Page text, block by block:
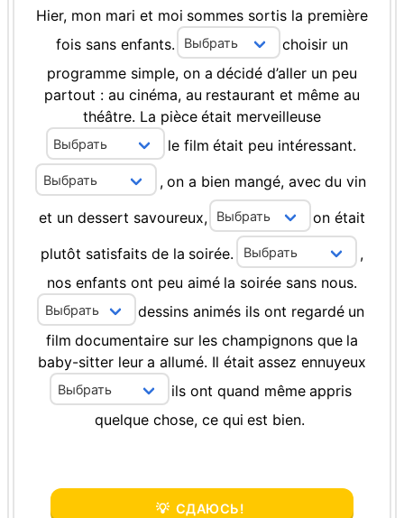
Hier, mon mari et moi sommes sortis la première
fois sans enfants. choisir un
programme simple, on a décidé d’aller un peu
partout : au cinéma, au restaurant et même au
théâtre. La pièce était merveilleuse
le film était peu intéressant.
, on a bien mangé, avec du vin
et un dessert savoureux, on était
plutôt satisfaits de la soirée.
,
nos enfants ont peu aimé la soirée sans nous.
dessins animés ils ont regardé un
film documentaire sur les champignons que la
baby-sitter leur a allumé. Il était assez ennuyeux
ils ont quand même appris
quelque chose, ce qui est bien.
💡 СДАЮСЬ!